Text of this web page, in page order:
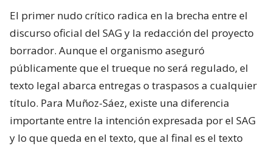
El primer nudo crítico radica en la brecha entre el
discurso oficial del SAG y la redacción del proyecto
borrador. Aunque el organismo aseguró
públicamente que el trueque no será regulado, el
texto legal abarca entregas o traspasos a cualquier
título. Para Muñoz-Sáez, existe una diferencia
importante entre la intención expresada por el SAG
y lo que queda en el texto, que al final es el texto